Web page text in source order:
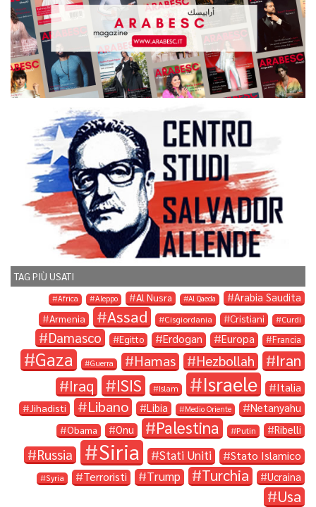
TAG PIÙ USATI
Africa Aleppo Al Nusra Al Qaeda Arabia Saudita
Armenia Assad Cisgiordania Cristiani Curdi
Damasco Egitto Erdogan Europa Francia
Gaza Guerra Hamas Hezbollah Iran
Iraq ISIS Islam Israele Italia
Jihadisti Libano Libia Medio Oriente Netanyahu
Obama Onu Palestina Putin Ribelli
Russia Siria Stati Uniti Stato Islamico
Syria Terroristi Trump Turchia Ucraina
Usa